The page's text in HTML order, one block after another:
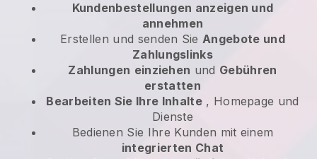
Kundenbestellungen anzeigen und
annehmen
Erstellen und senden SieAngebote und
Zahlungslinks
Zahlungen einziehen und Gebühren
erstatten
Bearbeiten Sie Ihre Inhalte, Homepage und
Dienste
Bedienen Sie Ihre Kunden mit einem
integrierten Chat